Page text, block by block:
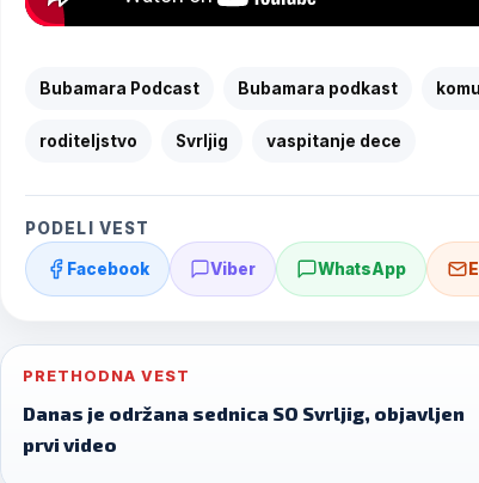
Bubamara Podcast Bubamara podkast
roditeljstvo Svrljig vaspitanje dece
PODELI VEST
Facebook Viber WhatsApp
Post
navigation
PRETHODNA VEST
Danas je održana sednica SO Svrljig, objavljen
prvi video